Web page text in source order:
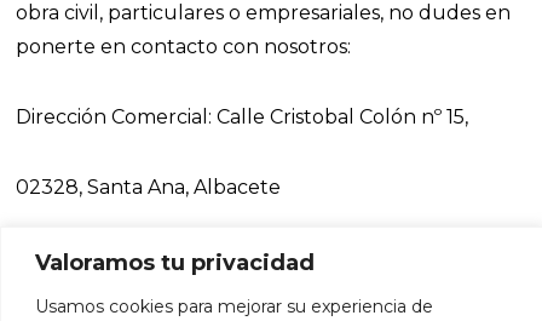
Valoramos tu privacidad
Usamos cookies para mejorar su experiencia de
obra civil, particulares o empresariales, no dudes en
ponerte en contacto con nosotros:
Dirección Comercial:Calle Cristobal Colón nº 15,
02328, Santa Ana, Albacete
Teléfonos:675 900 640, 967 271 031